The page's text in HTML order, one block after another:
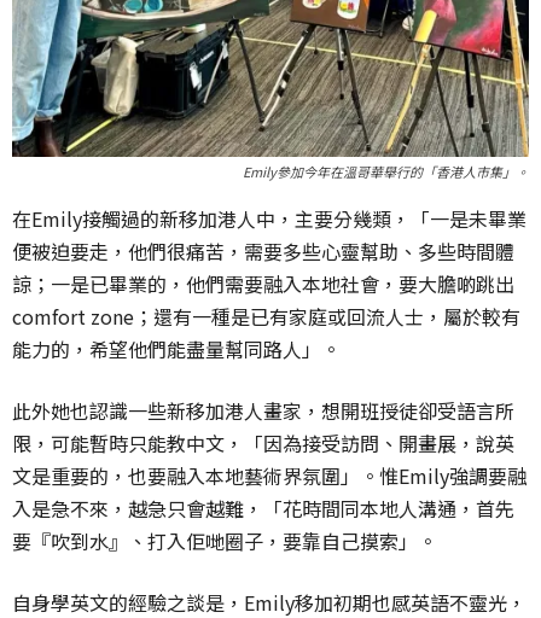
Emily參加今年在溫哥華舉行的「香港人市集」。
在Emily接觸過的新移加港人中，主要分幾類，「一是未畢業
便被迫要走，他們很痛苦，需要多些心靈幫助、多些時間體
諒；一是已畢業的，他們需要融入本地社會，要大膽啲跳出
comfort zone；還有一種是已有家庭或回流人士，屬於較有
能力的，希望他們能盡量幫同路人」。
此外她也認識一些新移加港人畫家，想開班授徒卻受語言所
限，可能暫時只能教中文，「因為接受訪問、開畫展，說英
文是重要的，也要融入本地藝術界氛圍」。惟Emily強調要融
入是急不來，越急只會越難，「花時間同本地人溝通，首先
要『吹到水』、打入佢哋圈子，要靠自己摸索」。
自身學英文的經驗之談是，Emily移加初期也感英語不靈光，